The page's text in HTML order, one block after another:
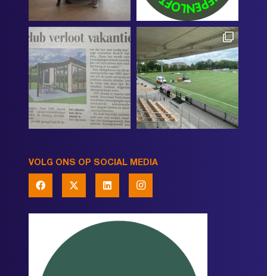
VOLG ONS OP SOCIAL MEDIA